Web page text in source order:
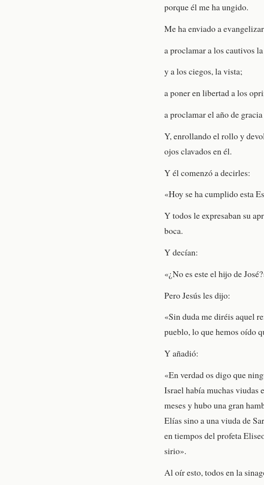
porque él me ha ungido.
Me ha enviado a
a proclamar a los cautivos
y a los ciegos, la vista;
a poner en libertad a los
a proclamar el año de
Y, enrollando el rollo y
ojos clavados en él.
Y él comenzó a decirles:
«Hoy se ha cumplido esta
Y todos le expresaban su
boca.
Y decían:
«¿No es este el hijo de
Pero Jesús les dijo:
«Sin duda me diréis aquel
pueblo, lo que hemos oído
Y añadió:
«En verdad os digo que
Israel había muchas viudas
meses y hubo una gran
Elías sino a una viuda de
en tiempos del profeta
sirio».
Al oír esto, todos en la